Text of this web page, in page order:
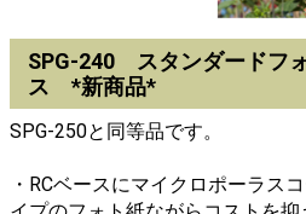
SPG-240 スタンダードフ
ス *新商品*
SPG-250と同等品です。
・RCベースにマイクロポーラス